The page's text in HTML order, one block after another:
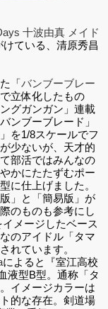
十波由真 メイド
ている、清原秀昌
「バンブーブレー
立体化したもの
グガンガン」連載
ンブーブレード」
を1/8スケールでフ
少ないが、天才的
部活ではみんなの
かにたたずむポー
に仕上げました。
」と「簡易版」が
のものも参考にし
メージしたベース
のアイドル「タマ
れています。
によると『室江高校
液型B型。通称「タ
イメージカラーは
的な存在。剣道場